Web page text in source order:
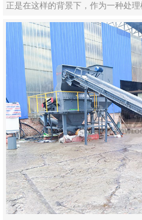
正是在这样的背景下，作为一种处